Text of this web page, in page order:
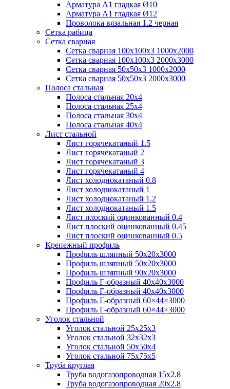
Арматура А1 гладкая Ø10
Арматура А1 гладкая Ø12
Проволока вязальная 1.2 черная
Cетка рабица
Сетка сварная
Сетка сварная 100х100х3 1000х2000
Сетка сварная 100х100х3 2000х3000
Сетка сварная 50х50х3 1000х2000
Сетка сварная 50х50х3 2000х3000
Полоса стальная
Полоса стальная 20х4
Полоса стальная 25х4
Полоса стальная 30х4
Полоса стальная 40х4
Лист стальной
Лист горячекатаный 1.5
Лист горячекатаный 2
Лист горячекатаный 3
Лист горячекатаный 4
Лист холоднокатаный 0.8
Лист холоднокатаный 1
Лист холоднокатаный 1.2
Лист холоднокатаный 1.5
Лист плоский оцинкованный 0.4
Лист плоский оцинкованный 0.45
Лист плоский оцинкованный 0.5
Крепежный профиль
Профиль шляпный 50х20х3000
Профиль шляпный 50х20х3000
Профиль шляпный 90х20х3000
Профиль Г-образный 40х40х3000
Профиль Г-образный 40х40х3000
Профиль Г-образный 60×44×3000
Профиль Г-образный 60×44×3000
Уголок стальной
Уголок стальной 25х25х3
Уголок стальной 32х32х3
Уголок стальной 50х50х4
Уголок стальной 75х75х5
Труба круглая
Труба водогазопроводная 15х2.8
Труба водогазопроводная 20х2.8